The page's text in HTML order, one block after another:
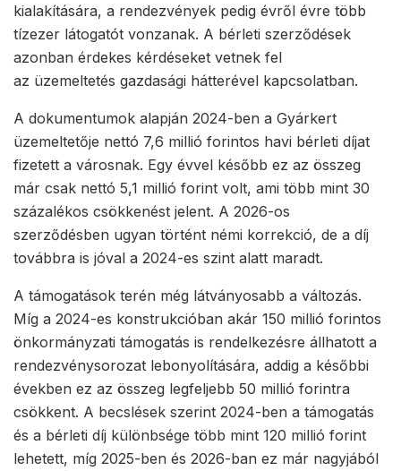
kialakítására, a rendezvények pedig évről évre több
tízezer látogatót vonzanak. A bérleti szerződések
azonban érdekes kérdéseket vetnek fel
az üzemeltetés gazdasági hátterével kapcsolatban.
A dokumentumok alapján 2024-ben a Gyárkert
üzemeltetője nettó 7,6 millió forintos havi bérleti díjat
fizetett a városnak. Egy évvel később ez az összeg
már csak nettó 5,1 millió forint volt, ami több mint 30
százalékos csökkenést jelent. A 2026-os
szerződésben ugyan történt némi korrekció, de a díj
továbbra is jóval a 2024-es szint alatt maradt.
A támogatások terén még látványosabb a változás.
Míg a 2024-es konstrukcióban akár 150 millió forintos
önkormányzati támogatás is rendelkezésre állhatott a
rendezvénysorozat lebonyolítására, addig a későbbi
években ez az összeg legfeljebb 50 millió forintra
csökkent. A becslések szerint 2024-ben a támogatás
és a bérleti díj különbsége több mint 120 millió forint
lehetett, míg 2025-ben és 2026-ban ez már nagyjából